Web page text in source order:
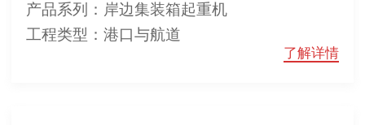
产品系列：岸边集装箱起重机
工程类型：港口与航道
了解详情